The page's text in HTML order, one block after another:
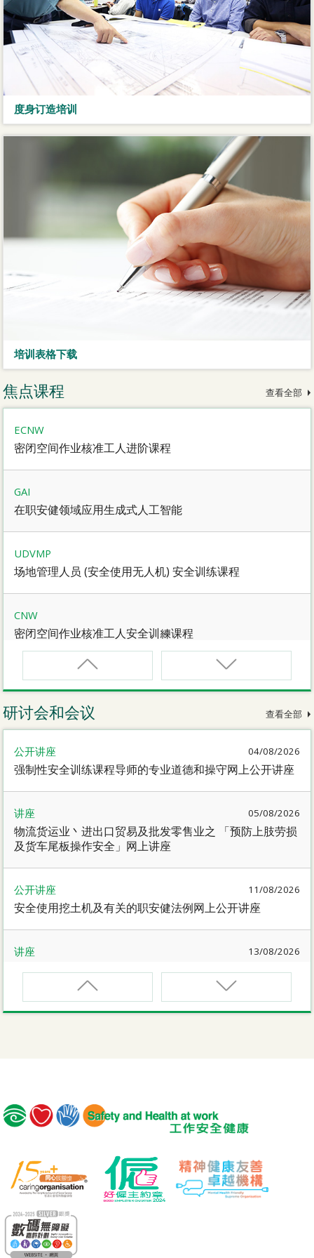
度身订造培训
培训表格下载
焦点课程 查看全部
ECNW
密闭空间作业核准工人进阶课程
GAI
在职安健领域应用生成式人工智能
UDVMP
场地管理人员 (安全使用无人机) 安全训练课程
CNW
密闭空间作业核准工人安全训練课程
CNW(R)
密闭空间作业核准工人安全训練重新甄审资格课程
动力操作升降工作台督导员课程
密闭空间作业合资格人士安全训練课程
电动车维修安全课程
MICM
组装合成建筑工程管理人员训练课程
MICW
组装合成建筑工程工作安全训练课程
TST
安全使用可伸缩工作台
研讨会和会议 查看全部
公开讲座 04/08/2026
强制性安全训练课程导师的专业道德和操守网上公开讲座
讲座 05/08/2026
物流货运业丶进出口贸易及批发零售业之 「预防上肢劳损
及货车尾板操作安全」网上讲座
公开讲座 11/08/2026
安全使用挖土机及有关的职安健法例网上公开讲座
讲座 13/08/2026
职业健康大奬2026-27网上简介会暨讲座
讲座 17/08/2026
危险品的安全规管与危险物质相关规例网上公开讲座
【好心情@健康工作间】医护服务业之「拒绝压力爆煲：
『七好』减压法的科学减压之道」网上讲座
讲座
【护心计划/好心情@健康工作间】重拾健康由「戒烟」做